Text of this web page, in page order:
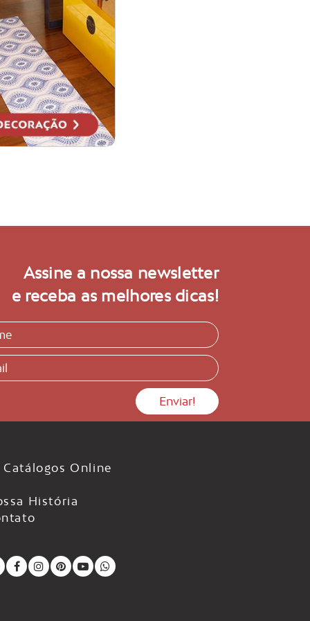
Assine a nossa newsletter
e receba as melhores dicas!
Catálogos Online
História